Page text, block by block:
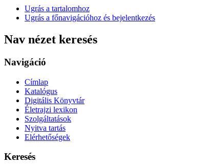
Ugrás a tartalomhoz
Ugrás a főnavigációhoz és bejelentkezés
Nav nézet keresés
Navigáció
Címlap
Katalógus
Digitális Könyvtár
Életrajzi lexikon
Szolgáltatások
Nyitva tartás
Elérhetőségek
Keresés